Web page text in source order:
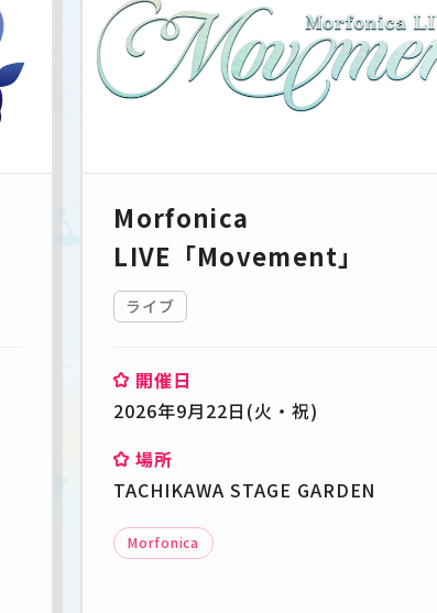
Morfonica
LIVE「Movement」
ライブ
開催日
2026年9月22日(火・祝)
場所
TACHIKAWA STAGE GARDEN
Morfonica